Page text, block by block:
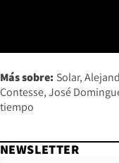
Más sobre: Solar
Contesse José
tiempo
NEWSLETTER